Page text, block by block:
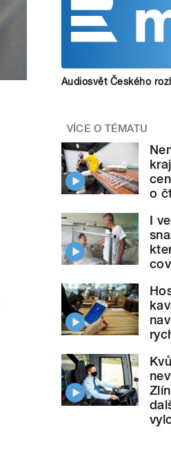
Audiosvět Českého
VÍCE O TÉMATU
o
I